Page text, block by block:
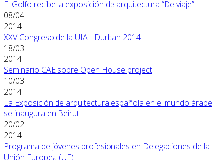
El Golfo recibe la exposición de arquitectura “De viaje”
08/04
2014
XXV Congreso de la UIA - Durban 2014
18/03
2014
Seminario CAE sobre Open House project
10/03
2014
La Exposición de arquitectura española en el mundo árabe
se inaugura en Beirut
20/02
2014
Programa de jóvenes profesionales en Delegaciones de la
Unión Europea (UE)